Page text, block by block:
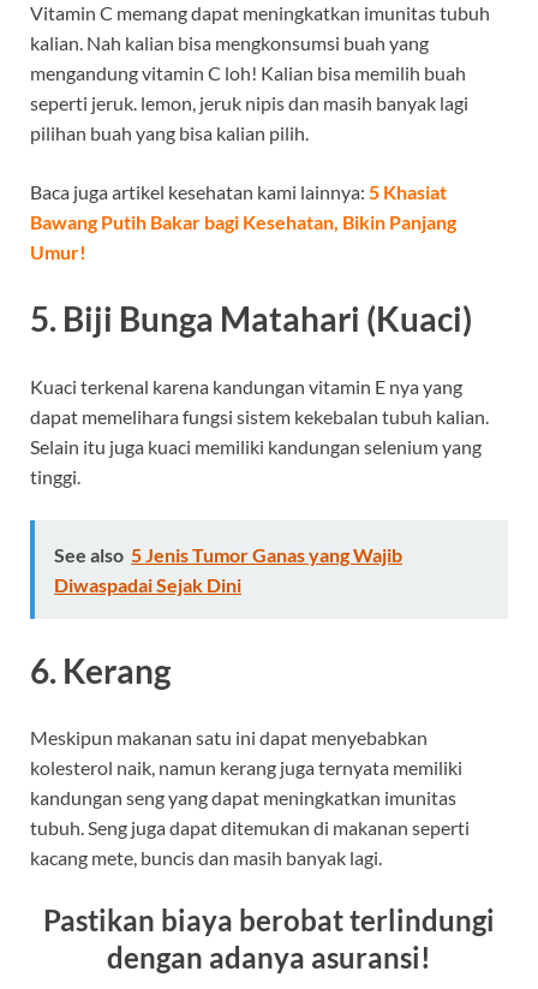
Vitamin C memang dapat meningkatkan imunitas tubuh
kalian. Nah kalian bisa mengkonsumsi buah yang
mengandung vitamin C loh! Kalian bisa memilih buah
seperti jeruk. lemon, jeruk nipis dan masih banyak lagi
pilihan buah yang bisa kalian pilih.
Baca juga artikel kesehatan kami lainnya: 5 Khasiat
Bawang Putih Bakar bagi Kesehatan, Bikin Panjang
Umur!
5. Biji Bunga Matahari (Kuaci)
Kuaci terkenal karena kandungan vitamin E nya yang
dapat memelihara fungsi sistem kekebalan tubuh kalian.
Selain itu juga kuaci memiliki kandungan selenium yang
tinggi.
See also 5 Jenis Tumor Ganas yang Wajib
Diwaspadai Sejak Dini
6. Kerang
Meskipun makanan satu ini dapat menyebabkan
kolesterol naik, namun kerang juga ternyata memiliki
kandungan seng yang dapat meningkatkan imunitas
tubuh. Seng juga dapat ditemukan di makanan seperti
kacang mete, buncis dan masih banyak lagi.
Pastikan biaya berobat terlindungi
dengan adanya asuransi!